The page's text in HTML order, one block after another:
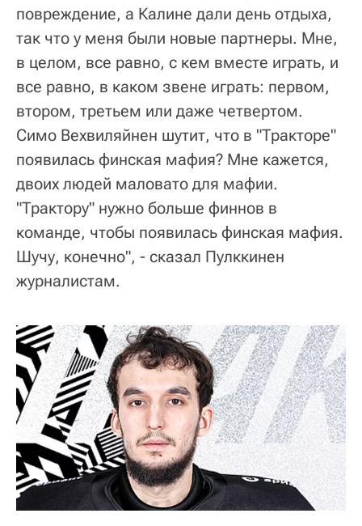
повреждение, а Калине дали день отдыха,
так что у меня были новые партнеры. Мне,
в целом, все равно, с кем вместе играть, и
все равно, в каком звене играть: первом,
втором, третьем или даже четвертом.
Симо Вехвиляйнен шутит, что в "Тракторе"
появилась финская мафия? Мне кажется,
двоих людей маловато для мафии.
"Трактору" нужно больше финнов в
команде, чтобы появилась финская мафия.
Шучу, конечно", - сказал Пулккинен
журналистам.